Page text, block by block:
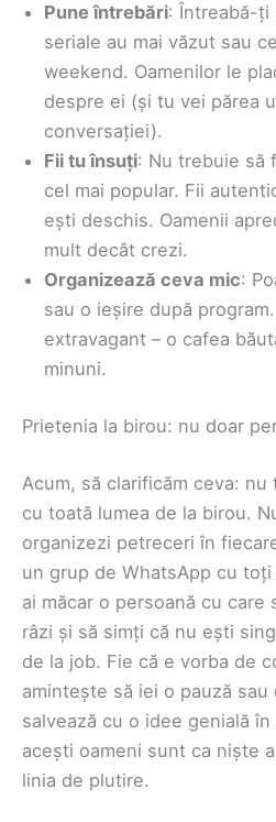
Pune întrebări: Întreabă-ți
seriale au mai văzut sau
weekend. Oamenilor le
despre ei (și tu vei părea
conversației).
Fii tu însuți: Nu trebuie să
cel mai popular. Fii
ești deschis. Oamenii
mult decât crezi.
Organizează ceva mic:
sau o ieșire după
extravagant – o cafea
minuni.
Prietenia la birou: nu doar
Acum, să clarificăm ceva:
cu toată lumea de la birou.
organizezi petreceri în
un grup de WhatsApp cu
ai măcar o persoană cu
râzi și să simți că nu ești
de la job. Fie că e vorba de
amintește să iei o pauză sau
salvează cu o idee genială
acești oameni sunt ca niște
linia de plutire.